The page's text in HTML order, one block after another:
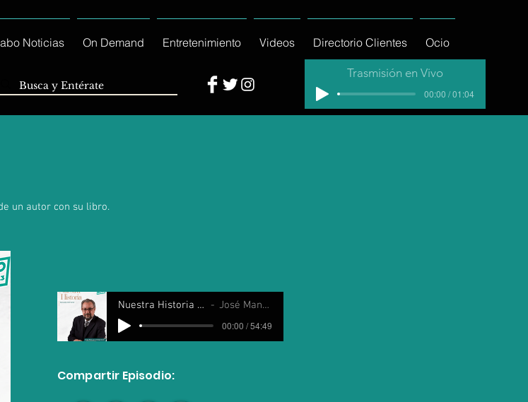
Noticias On Demand Entretenimiento Videos Directorio Clientes Ocio
Trasmisión en Vivo
00:00 / 01:04
un autor con su libro.
Nuestra Historia 24 diciembre 2025 José Manuel Villalpando
00:00 / 54:49
Compartir Episodio: